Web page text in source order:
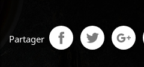
Partager